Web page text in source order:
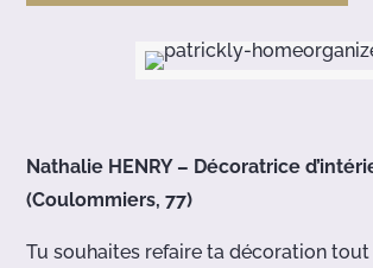
Nathalie HENRY – Décoratrice
(Coulommiers, 77)
Tu souhaites refaire ta décoration